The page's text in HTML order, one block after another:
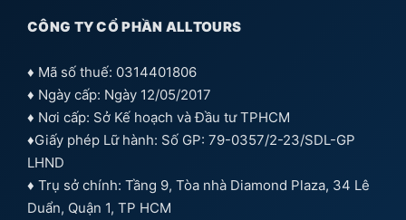
CÔNG TY CỔ PHẦN ALLTOURS
♦ Mã số thuế: 0314401806
♦ Ngày cấp: Ngày 12/05/2017
♦ Nơi cấp: Sở Kế hoạch và Đầu tư TPHCM
♦Giấy phép Lữ hành: Số GP: 79-0357/2-23/SDL-GP
LHND
♦ Trụ sở chính: Tầng 9, Tòa nhà Diamond Plaza, 34 Lê
Duẩn, Quận 1, TP HCM